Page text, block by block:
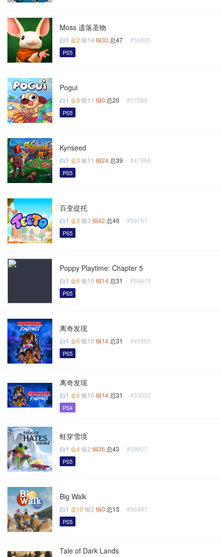
Moss 遗落圣物
白1 金2 银14 铜30 总47 #56805
PS5
Pogui
白1 金8 银11 铜0 总20 #57588
PS5
Kynseed
白1 金3 银11 铜24 总39 #47866
PS5
百变提托
白1 金3 银3 铜42 总49 #59761
PS5
Poppy Playtime: Chapter 5
白1 金6 银10 铜14 总31 #59879
PS5
离奇发现
白1 金6 银10 铜14 总31 #45995
PS5
离奇发现
白1 金6 银10 铜14 总31 #33532
PS4
蛙穿雪境
白1 金4银2 铜36 总43 #59927
PS5
Big Walk
白1 金10 银2 铜0 总13 #56487
PS5
Tale of Dark Lands